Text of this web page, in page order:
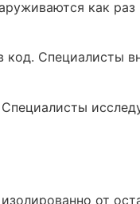
как раз
код. Специалисты
от